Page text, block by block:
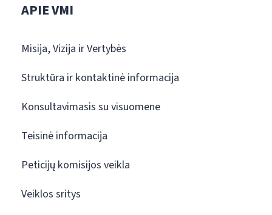
APIE VMI
Misija, Vizija ir Vertybės
Struktūra ir kontaktinė informacija
Konsultavimasis su visuomene
Teisinė informacija
Peticijų komisijos veikla
Veiklos sritys